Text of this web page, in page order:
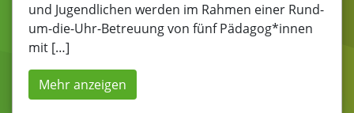
und Jugendlichen werden im Rahmen einer Rund-
um-die-Uhr-Betreuung von fünf Pädagog*innen
mit […]
Mehr anzeigen